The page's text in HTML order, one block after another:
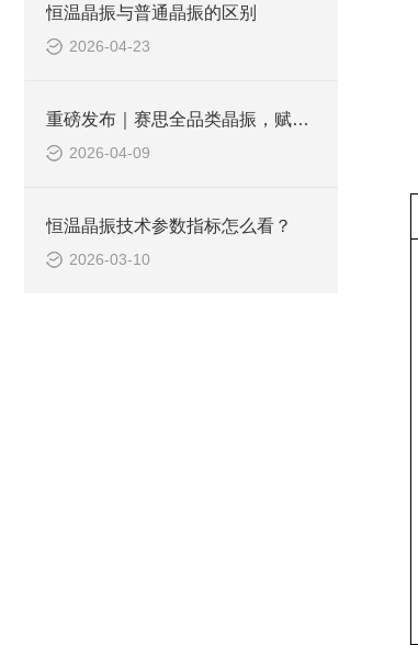
恒温晶振与普通晶振的区别
2026-04-23
重磅发布｜赛思全品类晶振，赋能AI算力精准前行！
2026-04-09
恒温晶振技术参数指标怎么看？
2026-03-10